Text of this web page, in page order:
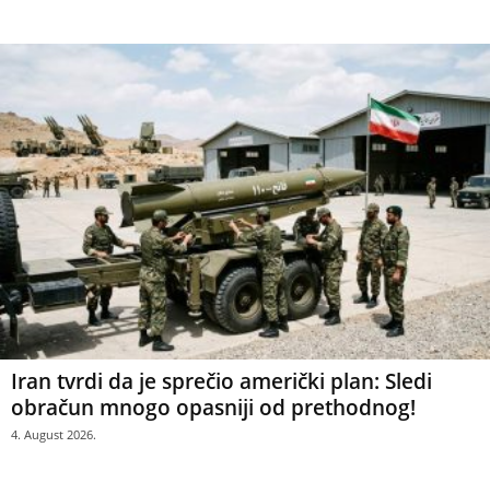
Iran tvrdi da je sprečio američki plan: Sledi
obračun mnogo opasniji od prethodnog!
4. August 2026.